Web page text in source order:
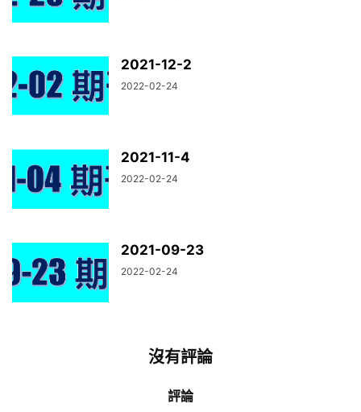
2021-12-2
2022-02-24
2021-11-4
2022-02-24
2021-09-23
2022-02-24
沒有評論
評論